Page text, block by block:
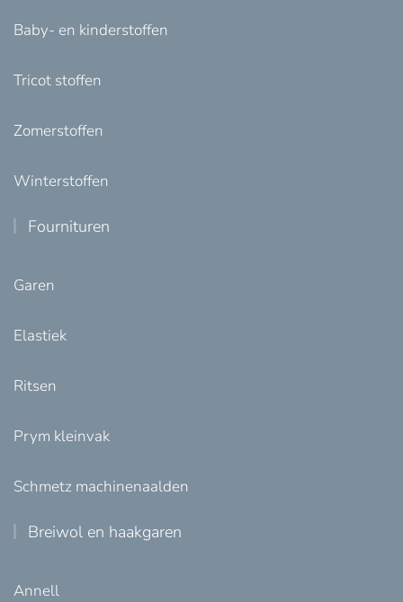
Baby- en kinderstoffen
Tricot stoffen
Zomerstoffen
Winterstoffen
Fournituren
Garen
Elastiek
Ritsen
Prym kleinvak
Schmetz machinenaalden
Breiwol en haakgaren
Annell